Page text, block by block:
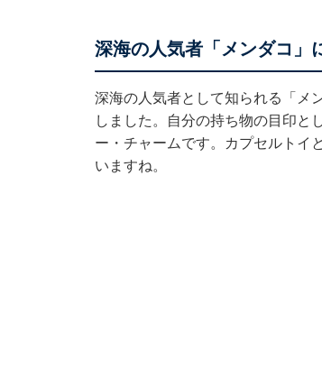
深海の人気者「メンダコ」
深海の人気者として知られる「メ
しました。自分の持ち物の目印と
ー・チャームです。カプセルトイ
いますね。